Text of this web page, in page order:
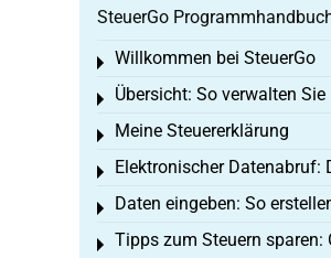
SteuerGo
Willkommen bei SteuerGo
Toggle menu
Übersicht: So verwalten
Toggle menu
Meine Steuererklärung
Toggle menu
Elektronischer Datenabruf:
Toggle menu
Daten eingeben: So
Toggle menu
Tipps zum Steuern sparen:
Toggle menu